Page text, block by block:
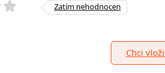
Zatím nehodnocen
Chci